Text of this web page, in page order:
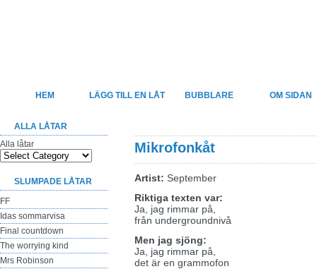
HEM LÄGG TILL EN LÅT BUBBLARE OM SIDAN
ALLA LÅTAR
Alla låtar
SLUMPADE LÅTAR
FF
Idas sommarvisa
Final countdown
The worrying kind
Mrs Robinson
Mikrofonkåt
Artist: September
Riktiga texten var:
Ja, jag rimmar på,
från undergroundnivå
Men jag sjöng:
Ja, jag rimmar på,
det är en grammofon